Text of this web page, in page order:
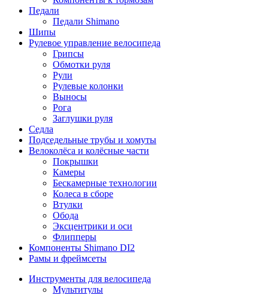
Педали
Педали Shimano
Шипы
Рулевое управление велосипеда
Грипсы
Обмотки руля
Рули
Рулевые колонки
Выносы
Рога
Заглушки руля
Седла
Подседельные трубы и хомуты
Велоколёса и колёсные части
Покрышки
Камеры
Бескамерные технологии
Колеса в сборе
Втулки
Обода
Эксцентрики и оси
Флипперы
Компоненты Shimano DI2
Рамы и фреймсеты
Инструменты для велосипеда
Мультитулы